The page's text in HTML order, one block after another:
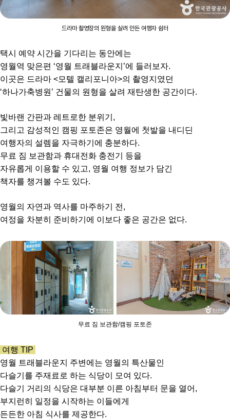
드라마 촬영장의 원형을 살려 만든 여행자 쉼터
택시 예약 시간을 기다리는 동안에는
영월역 맞은편 ‘영월 트래블라운지’에 들러보자.
이곳은 드라마 <모텔 캘리포니아>의 촬영지였던
‘하나가축병원’ 건물의 원형을 살려 재탄생한 공간이다.
빛바랜 간판과 레트로한 분위기,
그리고 감성적인 캠핑 포토존은 영월에 첫발을 내디딘
여행자의 설렘을 자극하기에 충분하다.
무료 짐 보관함과 휴대전화 충전기 등을
자유롭게 이용할 수 있고, 영월 여행 정보가 담긴
책자를 챙겨볼 수도 있다.
영월의 자연과 역사를 마주하기 전,
여정을 차분히 준비하기에 이보다 좋은 공간은 없다.
무료 짐 보관함/캠핑 포토존
여행 TIP
영월 트래블라운지 주변에는 영월의 특산물인
다슬기를 주재료로 하는 식당이 모여 있다.
다슬기 거리의 식당은 대부분 이른 아침부터 문을 열어,
부지런히 일정을 시작하는 이들에게
든든한 아침 식사를 제공한다.